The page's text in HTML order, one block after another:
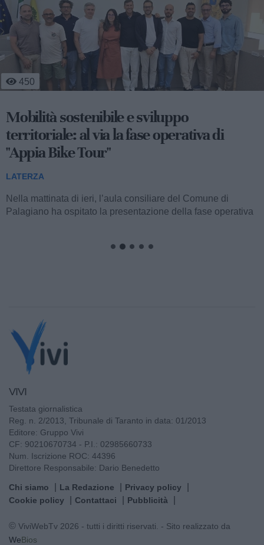
428
Appia Bike Tour: si svelano tutti i dettagli
LATERZA
Si terrà giovedì 30 luglio, alle 10 nell’aula consiliare di
Palagiano, la conferenza stampa di presentazione
VIVI
Testata giornalistica
Reg. n. 2/2013, Tribunale di Taranto in data: 01/2013
Editore: Gruppo Vivi
CF: 90210670734 - P.I.: 02985660733
Num. Iscrizione ROC: 44396
Direttore Responsabile: Dario Benedetto
Chi siamo La Redazione
Privacy policy
Cookie policy
Contattaci Pubblicità
© ViviWebTv 2026 - tutti i diritti riservati. - Sito realizzato da
WeBios